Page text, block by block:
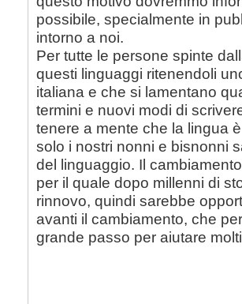
possibile, specialmente in
intorno a noi.
Per tutte le persone spinte
questi linguaggi ritenendoli
italiana e che si lamentano
termini e nuovi modi di
tenere a mente che la lingua
solo i nostri nonni e bisnonni
del linguaggio. Il
per il quale dopo millenni di
rinnovo, quindi sarebbe
avanti il cambiamento, che
grande passo per aiutare